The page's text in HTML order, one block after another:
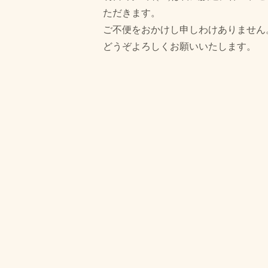
ただきます。
ご不便をおかけし申しわけありません
どうぞよろしくお願いいたします。